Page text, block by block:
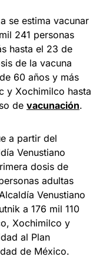
se estima vacunar
241 personas
hasta el 23 de
de la vacuna
60 años y más
y Xochimilco hasta
de vacunación.
a partir del
Venustiano
dosis de
adultas
Venustiano
a 176 mil 110
Xochimilco y
al Plan
de México.